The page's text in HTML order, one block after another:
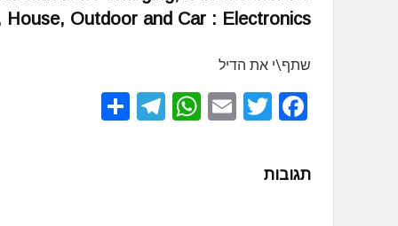
House, Outdoor and Car : Electronics
שתף\י את הדיל
F
ce
b
T
E
W
T
תגובות